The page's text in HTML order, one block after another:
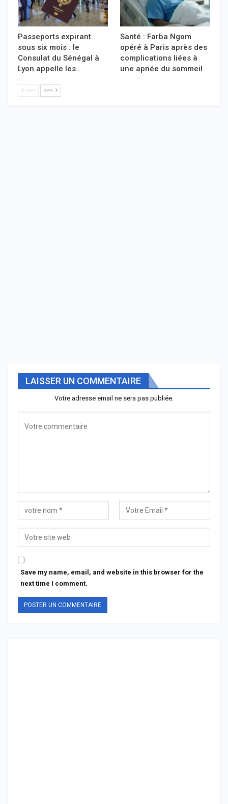
Passeports expirant
sous six mois : le
Consulat du Sénégal à
Lyon appelle les…
Santé : Farba Ngom
opéré à Paris après des
complications liées à
une apnée du sommeil
<<< >>>
LAISSER UN COMMENTAIRE
Votre adresse email ne sera pas publiée.
Save my name, email, and website in this browser for the
next time I comment.